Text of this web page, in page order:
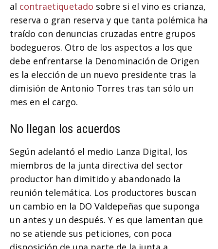
al contraetiquetado sobre si el vino es crianza,
reserva o gran reserva y que tanta polémica ha
traído con denuncias cruzadas entre grupos
bodegueros. Otro de los aspectos a los que
debe enfrentarse la Denominación de Origen
es la elección de un nuevo presidente tras la
dimisión de Antonio Torres tras tan sólo un
mes en el cargo.
No llegan los acuerdos
Según adelantó el medio Lanza Digital, los
miembros de la junta directiva del sector
productor han dimitido y abandonado la
reunión telemática. Los productores buscan
un cambio en la DO Valdepeñas que suponga
un antes y un después. Y es que lamentan que
no se atiende sus peticiones, con poca